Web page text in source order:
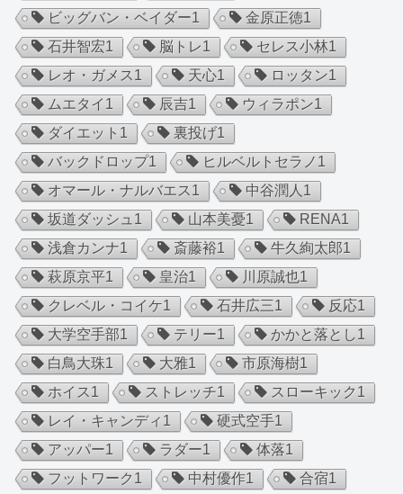
ビッグバン・ベイダー1 金原正徳1
石井智宏1 脳トレ1 セレス小林1
レオ・ガメス1 天心1 ロッタン1
ムエタイ 1 辰吉1 ウィラポン1
ダイエット 1 裏投げ1
バックドロップ1 ヒルベルトセラノ 1
オマール・ナルバエス1 中谷潤人 1
坂道ダッシュ 1 山本美憂1 RENA1
浅倉カンナ1 斎藤裕1 牛久絢太郎1
萩原京平1 皇治1 川原誠也1
クレベル・コイケ1 石井広三1 反応1
大学空手部1 テリー1 かかと落とし1
白鳥大珠1 大雅1 市原海樹1
ホイス1 ストレッチ1 スローキック1
レイ・キャンディ 1 硬式空手1
アッパー1 ラダー1 体落1
フットワーク1 中村優作1 合宿1